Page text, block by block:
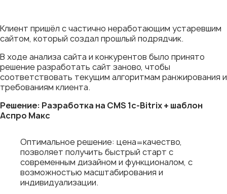
Клиент пришёл с частично неработающим устаревшим
сайтом, который создал прошлый подрядчик.
В ходе анализа сайта и конкурентов было принято
решение разработать сайт заново, чтобы
соответствовать текущим алгоритмам ранжирования и
требованиям клиента.
Решение: Разработка на CMS 1c-Bitrix + шаблон
Аспро Макс
Оптимальное решение: цена=качество,
позволяет получить быстрый старт с
современным дизайном и функционалом, с
возможностью масштабирования и
индивидуализации.